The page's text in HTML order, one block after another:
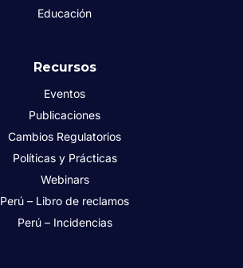
Educación
Recursos
Eventos
Publicaciones
Cambios Regulatorios
Políticas y Prácticas
Webinars
Perú – Libro de reclamos
Perú – Incidencias